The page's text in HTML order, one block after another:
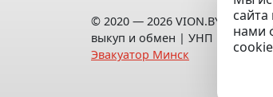
© 2020 — 2026 VION.BY —
выкуп и обмен | УНП
Эвакуатор Минск
нами